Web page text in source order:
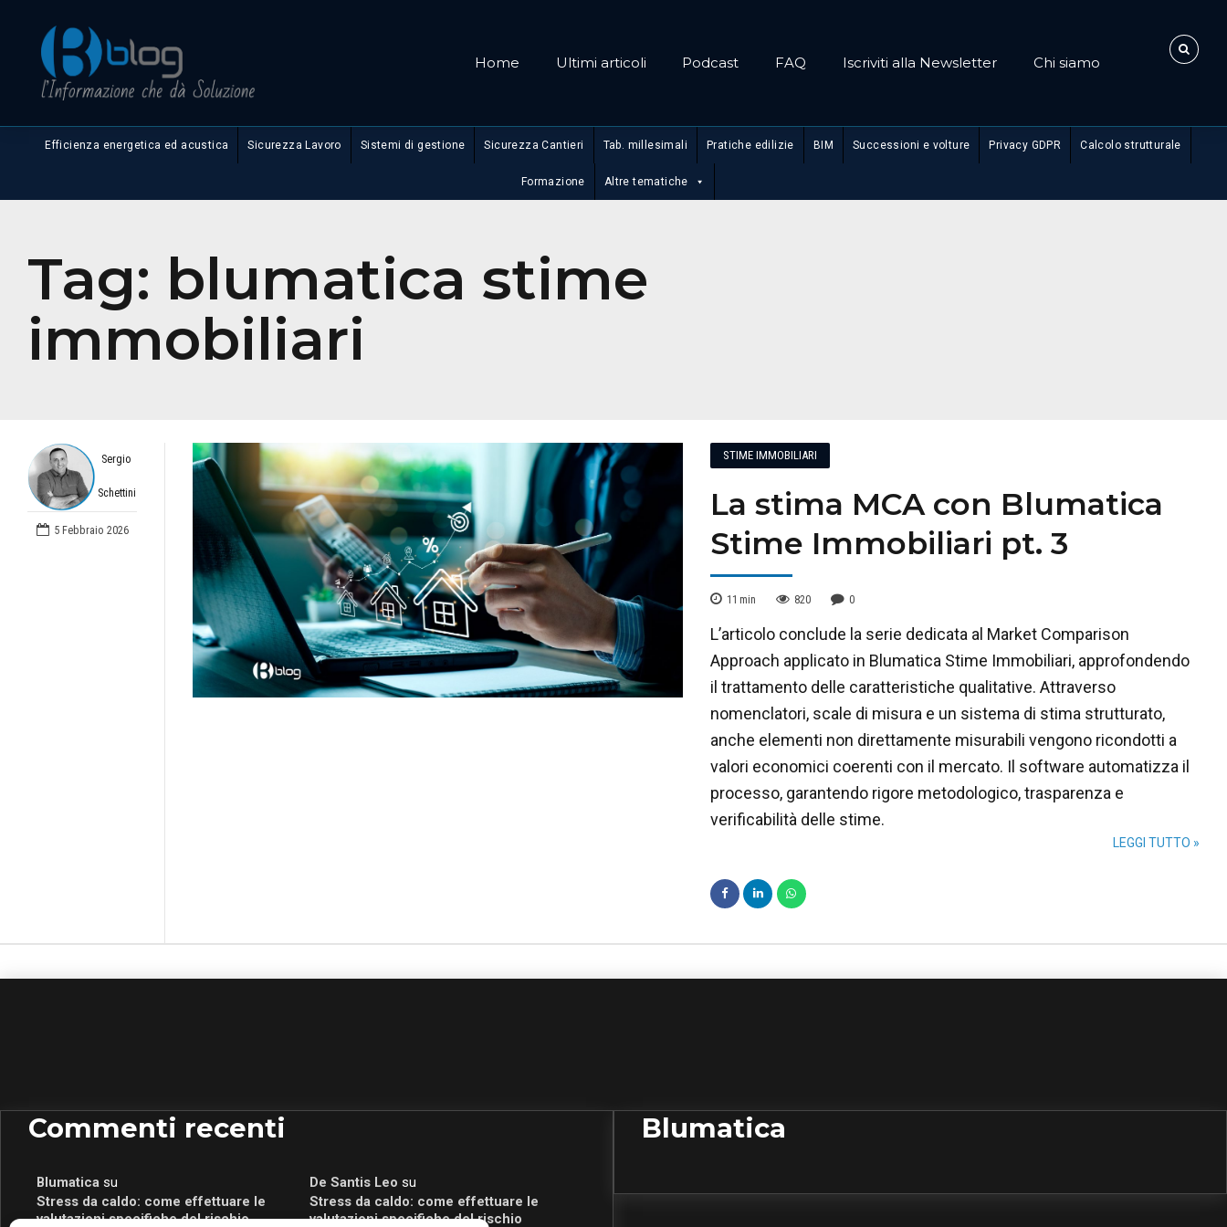
Home Ultimi articoli Podcast FAQ Iscriviti alla Newsletter Chi siamo
Efficienza energetica ed acustica Sicurezza Lavoro Sistemi di gestione Sicurezza Cantieri Tab. millesimali Pratiche edilizie BIM Successioni e volture Privacy GDPR Calcolo strutturale
Formazione Altre tematiche
Tag: blumatica stime
immobiliari
Sergio
Schettini
5 Febbraio 2026
STIME IMMOBILIARI
La stima MCA con Blumatica
Stime Immobiliari pt. 3
11 min 820 0
L’articolo conclude la serie dedicata al Market Comparison
Approach applicato in Blumatica Stime Immobiliari, approfondendo
il trattamento delle caratteristiche qualitative. Attraverso
nomenclatori, scale di misura e un sistema di stima strutturato,
anche elementi non direttamente misurabili vengono ricondotti a
valori economici coerenti con il mercato. Il software automatizza il
processo, garantendo rigore metodologico, trasparenza e
verificabilità delle stime.
LEGGI TUTTO »
Commenti recenti
Blumaticasu
Stress da caldo: come effettuare le
valutazioni specifiche del rischio
De Santis Leo su
Stress da caldo: come effettuare le
valutazioni specifiche del rischio
Blumatica